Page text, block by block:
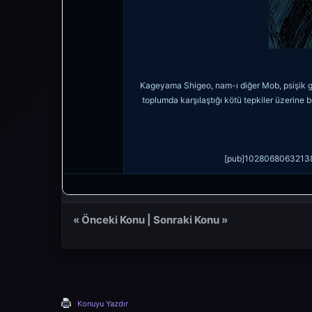
Kageyama Shigeo, nam-ı diğer Mob, psişik
toplumda karşılaştığı kötü tepkiler üzerine
«Önceki Konu| Sonraki Konu»
Konuyu Yazdır